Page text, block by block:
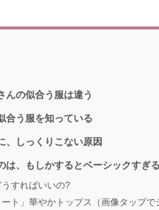
んの似合う服は違う
合う服を知っている
、しっくりこない原因
は、もしかするとベーシックすぎ
すればいいの?
ト」華やかトップス（画像タップで